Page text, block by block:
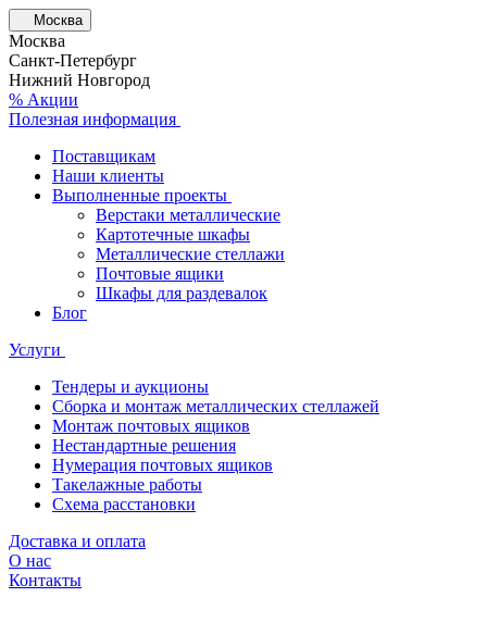
Москва
Москва
Санкт-Петербург
Нижний Новгород
% Акции
Полезная информация
Поставщикам
Наши клиенты
Выполненные проекты
Верстаки металлические
Картотечные шкафы
Металлические стеллажи
Почтовые ящики
Шкафы для раздевалок
Блог
Услуги
Тендеры и аукционы
Сборка и монтаж металлических стеллажей
Монтаж почтовых ящиков
Нестандартные решения
Нумерация почтовых ящиков
Такелажные работы
Схема расстановки
Доставка и оплата
О нас
Контакты